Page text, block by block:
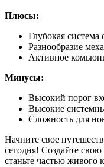
Плюсы:
Глубокая система
Разнообразие
Активное
Минусы:
Высокий порог
Высокие
Сложность для
Начните свое
сегодня! Создайте
станьте частью живого